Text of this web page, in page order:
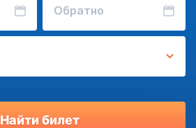
Обратно
Найти билет